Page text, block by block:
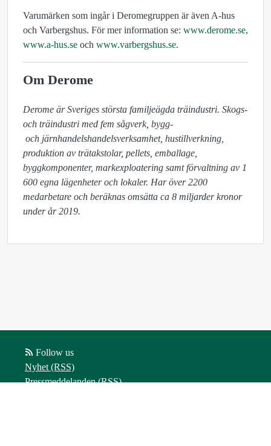
Varumärken som ingår i Deromegruppen är även A-hus
och Varbergshus. För mer information se: www.derome.se,
www.a-hus.se och www.varbergshus.se.
Om Derome
Derome är Sveriges största familjeägda träindustri. Skogs-
och träindustri med fem sågverk, bygg-
produktion av trätakstolar, pellets, emballage,
byggkomponenter, markexploatering samt förvaltning av 1
600 egna lägenheter och lokaler. Har över 2200
medarbetare och beräknas omsätta ca 8 miljarder kronor
under år 2019.
Follow us
Nyhet (RSS)
Pressmeddelanden (RSS)